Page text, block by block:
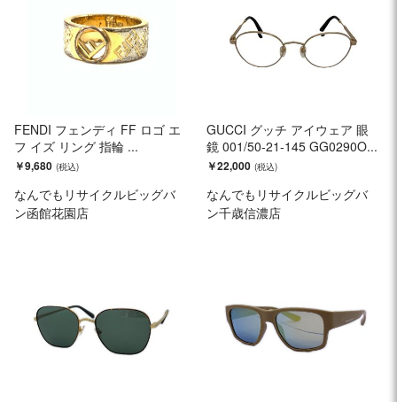
FENDI フェンディ FF ロゴ エ
フ イズ リング 指輪 ...
￥9,680
なんでもリサイクルビッグバ
ン函館花園店
GUCCI グッチ アイウェア 眼
鏡 001/50-21-145 GG0290O...
￥22,000
なんでもリサイクルビッグバ
ン千歳信濃店